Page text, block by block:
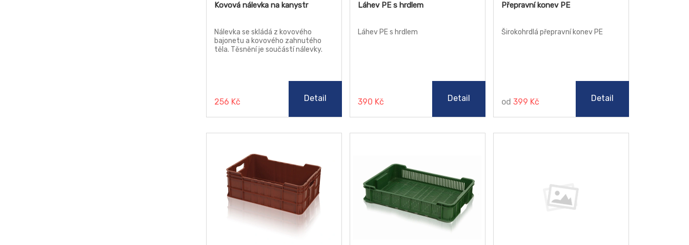
Kovová nálevka na kanystr
Nálevka se skládá z kovového
bajonetu a kovového zahnutého
těla. Těsnění je součástí nálevky.
256 Kč Detail
Láhev PE s hrdlem
Láhev PE s hrdlem
390 Kč Detail
Přepravní konev PE
Širokohrdlá přepravní konev PE
od 399 Kč Detail